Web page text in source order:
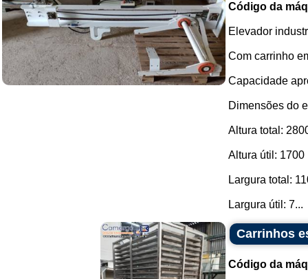
Código da
Elevador
Com carrinho
Capacidade
Dimensões do
Altura total:
Altura útil: 1700
Largura total:
Largura útil: 7...
Carrinhos
Código da